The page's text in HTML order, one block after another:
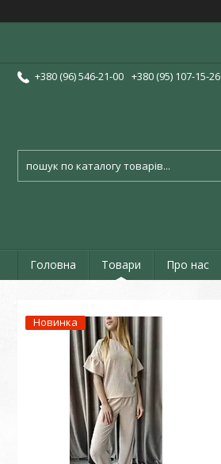
+380 (96) 546-21-00 +380 (95) 107-15-26
Головна Товари Про нас
Новинка